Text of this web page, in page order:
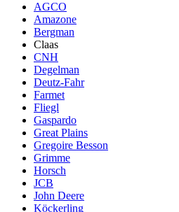
AGCO
Amazone
Bergman
Claas
CNH
Degelman
Deutz-Fahr
Farmet
Fliegl
Gaspardo
Great Plains
Gregoire Besson
Grimme
Horsch
JCB
John Deere
Köckerling